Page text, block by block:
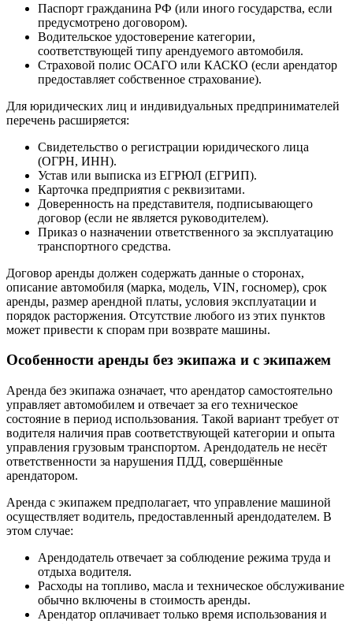
Паспорт гражданина РФ (или иного государства, если
предусмотрено договором).
Водительское удостоверение категории,
соответствующей типу арендуемого автомобиля.
Страховой полис ОСАГО или КАСКО (если арендатор
предоставляет собственное страхование).
Для юридических лиц и индивидуальных предпринимателей
перечень расширяется:
Свидетельство о регистрации юридического лица
(ОГРН, ИНН).
Устав или выписка из ЕГРЮЛ (ЕГРИП).
Карточка предприятия с реквизитами.
Доверенность на представителя, подписывающего
договор (если не является руководителем).
Приказ о назначении ответственного за эксплуатацию
транспортного средства.
Договор аренды должен содержать данные о сторонах,
описание автомобиля (марка, модель, VIN, госномер), срок
аренды, размер арендной платы, условия эксплуатации и
порядок расторжения. Отсутствие любого из этих пунктов
может привести к спорам при возврате машины.
Особенности аренды без экипажа и с экипажем
Аренда без экипажа означает, что арендатор самостоятельно
управляет автомобилем и отвечает за его техническое
состояние в период использования. Такой вариант требует от
водителя наличия прав соответствующей категории и опыта
управления грузовым транспортом. Арендодатель не несёт
ответственности за нарушения ПДД, совершённые
арендатором.
Аренда с экипажем предполагает, что управление машиной
осуществляет водитель, предоставленный арендодателем. В
этом случае:
Арендодатель отвечает за соблюдение режима труда и
отдыха водителя.
Расходы на топливо, масла и техническое обслуживание
обычно включены в стоимость аренды.
Арендатор оплачивает только время использования и